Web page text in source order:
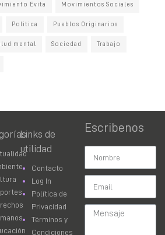
Evita Movimientos Sociales
Politica Pueblos Originarios
mental Sociedad Trabajo
Links de
utilidad
Contacto
Log In
Política de
Privacidad
Términos y
Condiciones
Escribenos